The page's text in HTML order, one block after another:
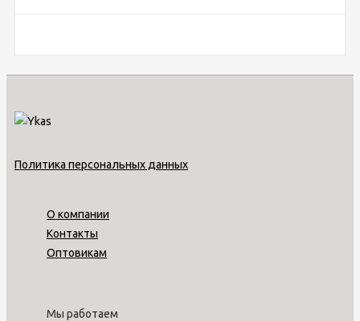
Политика персональных данных
О компании
Контакты
Оптовикам
Мы работаем